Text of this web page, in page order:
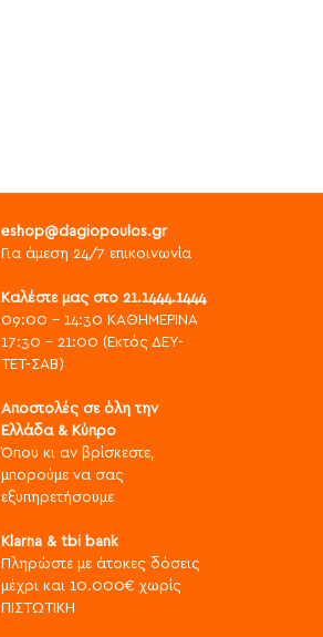
eshop@dagiopoulos.gr
Για άμεση 24/7 επικοινωνία
Καλέστε μας στο 21.1444.1444
09:00 - 14:30 ΚΑΘΗΜΕΡΙΝΑ
17:30 - 21:00 (Εκτός ΔΕΥ-
ΤΕΤ-ΣΑΒ)
Αποστολές σε όλη την
Ελλάδα & Κύπρο
Όπου κι αν βρίσκεστε,
μπορούμε να σας
εξυπηρετήσουμε
Klarna & tbi bank
Πληρώστε με άτοκες δόσεις
μέχρι και 10.000€ χωρίς
ΠΙΣΤΩΤΙΚΗ